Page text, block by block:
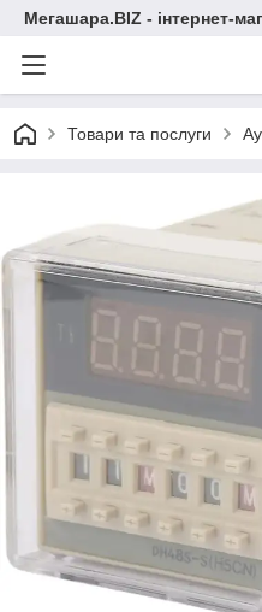
Мегашара.BIZ - інтернет-
Товари та послуги